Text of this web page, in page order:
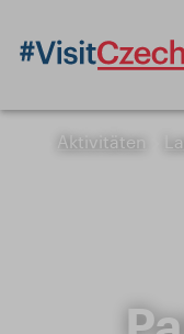
Aktivitäten